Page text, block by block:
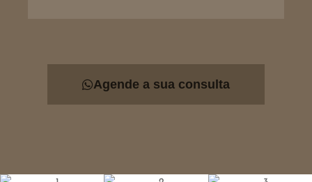
Agende a sua consulta